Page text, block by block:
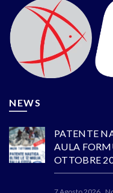
NEWS
PATENTE
AULA
OTTOBRE